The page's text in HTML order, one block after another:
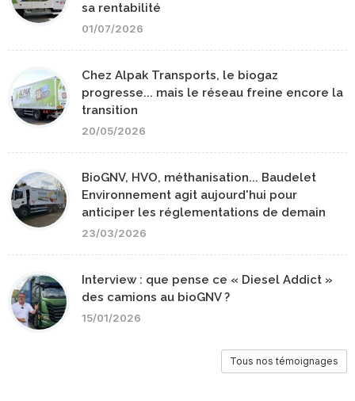
sa rentabilité
01/07/2026
Chez Alpak Transports, le biogaz
progresse... mais le réseau freine encore la
transition
20/05/2026
BioGNV, HVO, méthanisation... Baudelet
Environnement agit aujourd'hui pour
anticiper les réglementations de demain
23/03/2026
Interview : que pense ce « Diesel Addict »
des camions au bioGNV ?
15/01/2026
Tous nos témoignages